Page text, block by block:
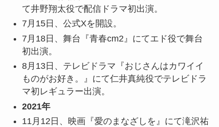
て井野翔太役で配信ドラマ初出演。
7月15日、公式Xを開設。
7月18日、舞台『青春cm2』にてエド役で舞台
初出演。
8月13日、テレビドラマ『おじさんはカワイイ
ものがお好き。』にて仁井真純役でテレビドラ
マ初レギュラー出演。
2021年
11月12日、映画『愛のまなざしを』にて滝沢祐